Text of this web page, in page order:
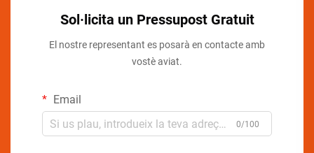
Sol·licita un Pressupost Gratuit
El nostre representant es posarà en contacte amb
vostè aviat.
Email
0/100